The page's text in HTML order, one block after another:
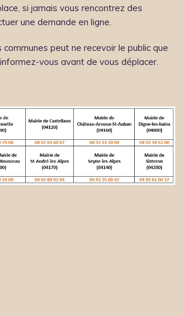
si jamais vous rencontrez des
une demande en ligne.
peut ne recevoir le public que
vous avant de vous déplacer.